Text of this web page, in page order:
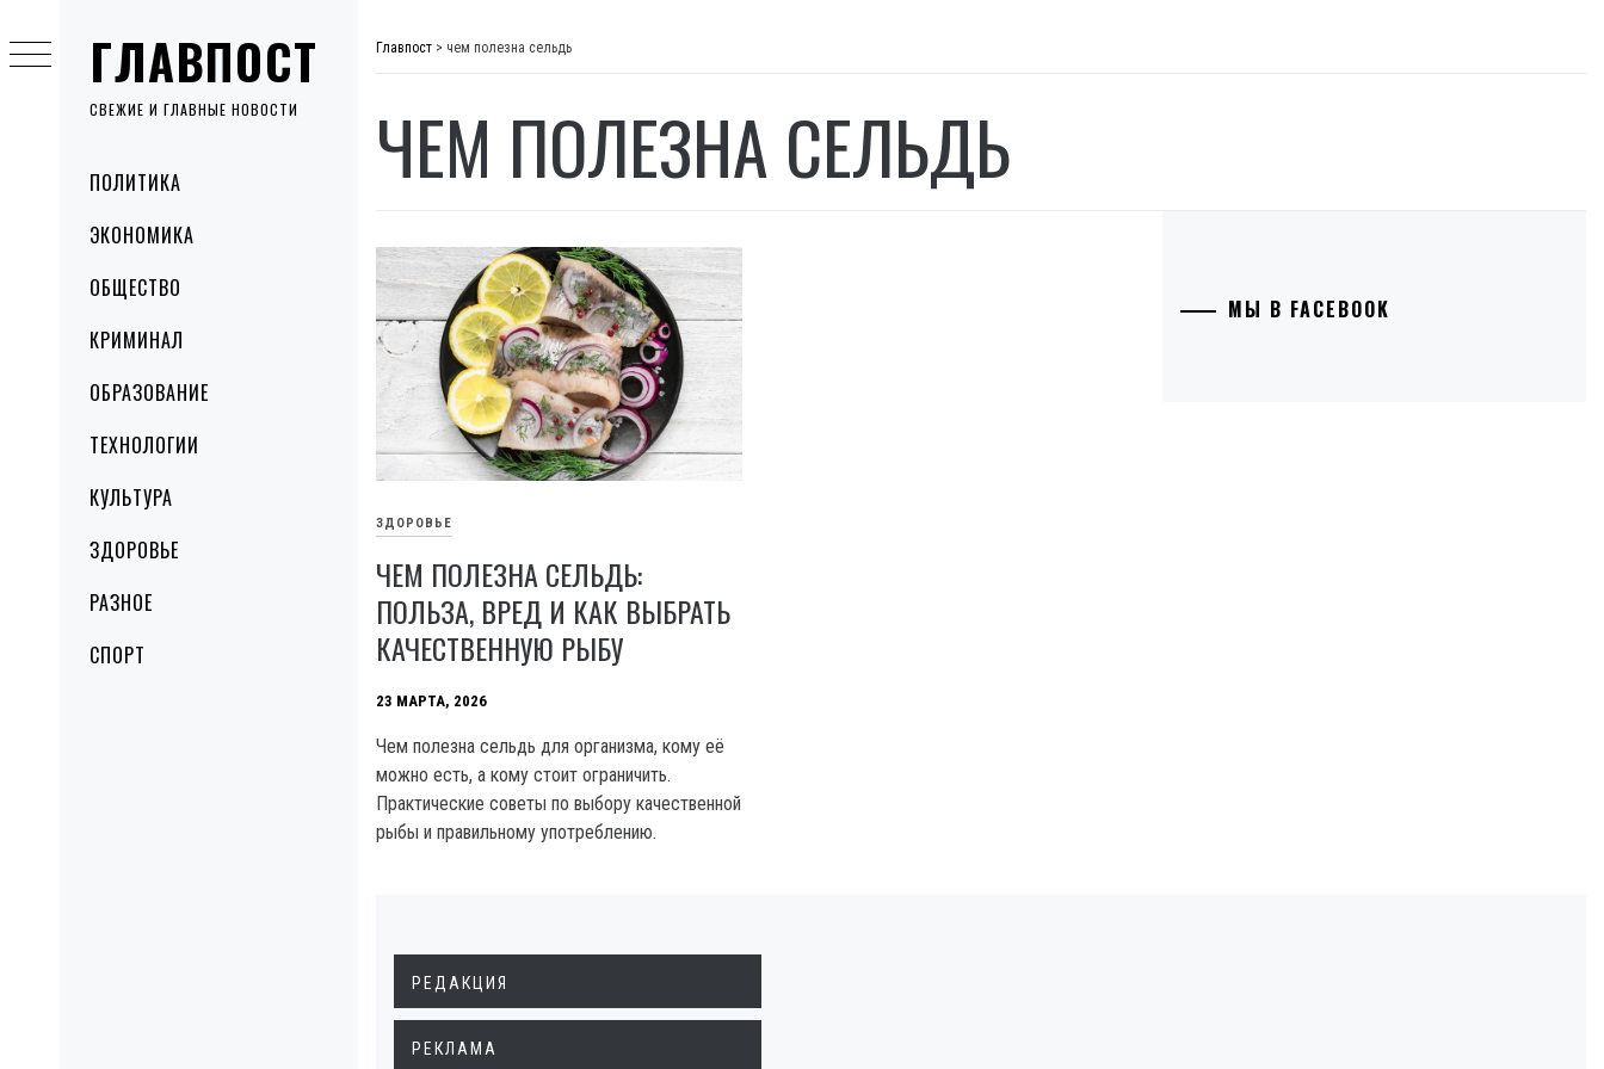
ГЛАВПОСТ
СВЕЖИЕ И ГЛАВНЫЕ НОВОСТИ
MenuПОЛИТИКА
ЭКОНОМИКА
ОБЩЕСТВО
КРИМИНАЛ
ОБРАЗОВАНИЕ
ТЕХНОЛОГИИ
КУЛЬТУРА
ЗДОРОВЬЕ
РАЗНОЕ
СПОРТ
to
content
Главпост > чем полезна сельдь
ЧЕМ ПОЛЕЗНА СЕЛЬДЬ
ЗДОРОВЬЕ
ЧЕМ ПОЛЕЗНА СЕЛЬДЬ:
ПОЛЬЗА, ВРЕД И КАК ВЫБРАТЬ
КАЧЕСТВЕННУЮ РЫБУ
23 МАРТА, 2026
Чем полезна сельдь для организма, кому её
можно есть, а кому стоит ограничить.
Практические советы по выбору качественной
рыбы и правильному употреблению.
МЫ В FACEBOOK
РЕДАКЦИЯ
РЕКЛАМА